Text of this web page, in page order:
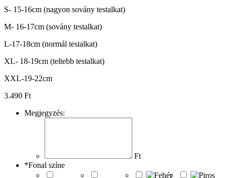
S- 15-16cm (nagyon sovány testalkat)
M- 16-17cm (sovány testalkat)
L-17-18cm (normál testalkat)
XL- 18-19cm (teltebb testalkat)
XXL-19-22cm
3.490 Ft
Megjegyzés:
Ft
*Fonal színe